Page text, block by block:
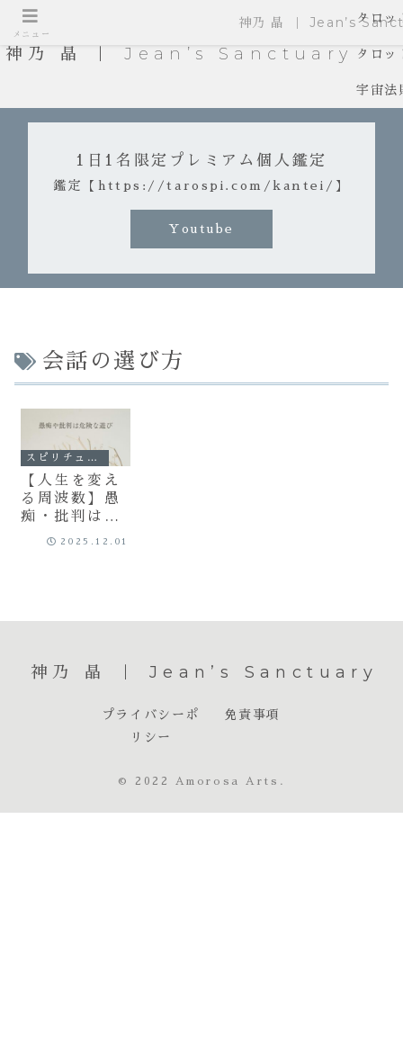
神乃 晶 ｜ Jean’s Sanctuary
タロッ
タロッ
宇宙法
1日1名限定プレミアム個人鑑定
鑑定【https://tarospi.com/kantei/】
Youtube
会話の選び方
スピリチュアル
【人生を変え
る周波数】愚
痴・批判はな
ぜ危険？「低
る会話の選び
2025.12.01
神乃 晶 ｜ Jean’s Sanctuary
プライバシーポ
リシー
免責事項
© 2022 Amorosa Arts.
メニュー
神乃 晶 ｜ Jean’s